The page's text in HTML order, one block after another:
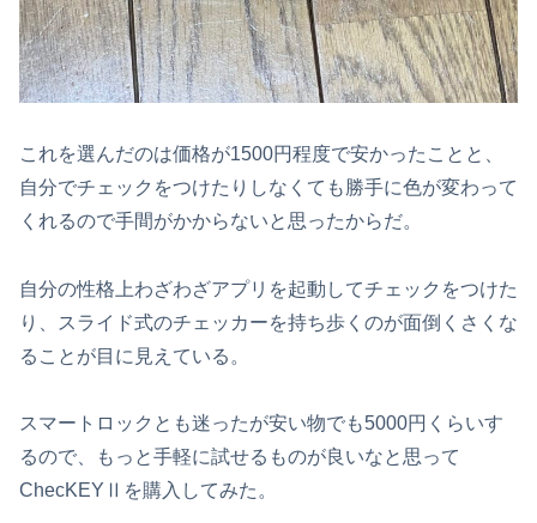
これを選んだのは価格が1500円程度で安かったことと、
自分でチェックをつけたりしなくても勝手に色が変わって
くれるので手間がかからないと思ったからだ。
自分の性格上わざわざアプリを起動してチェックをつけた
り、スライド式のチェッカーを持ち歩くのが面倒くさくな
ることが目に見えている。
スマートロックとも迷ったが安い物でも5000円くらいす
るので、もっと手軽に試せるものが良いなと思って
ChecKEYⅡを購入してみた。